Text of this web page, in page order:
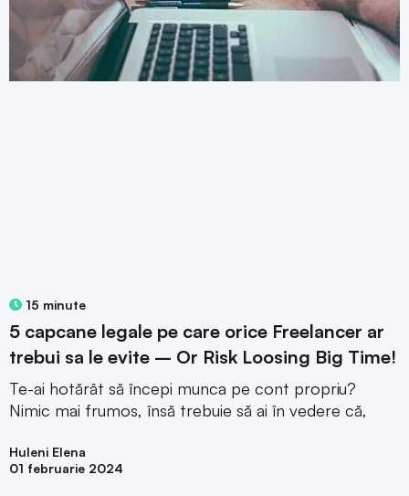
15 minute
5 capcane legale pe care orice Freelancer ar
trebui sa le evite – Or Risk Loosing Big Time!
Te-ai hotărât să începi munca pe cont propriu?
Nimic mai frumos, însă trebuie să ai în vedere că,
Huleni Elena
01 februarie 2024